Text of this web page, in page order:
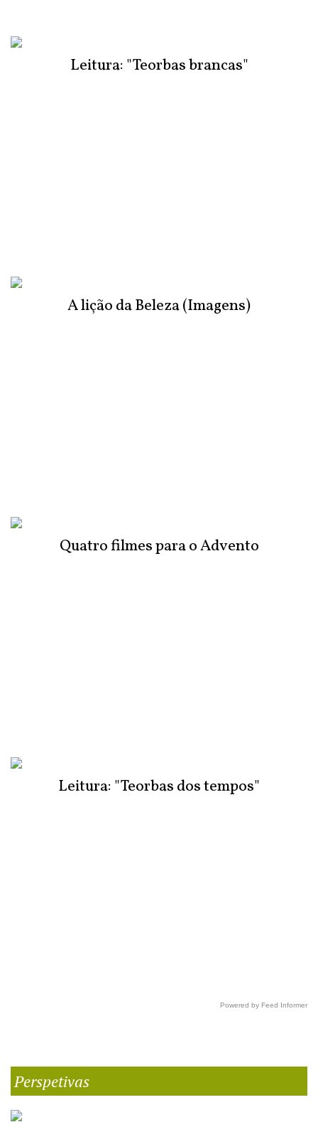
Leitura: "Teorbas brancas"
A lição da Beleza (Imagens)
Quatro filmes para o Advento
Leitura: "Teorbas dos tempos"
Powered by Feed Informer
Perspetivas